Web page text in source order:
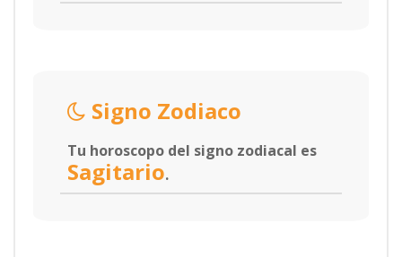
Signo Zodiaco
Tu horoscopo del signo zodiacal es
Sagitario.